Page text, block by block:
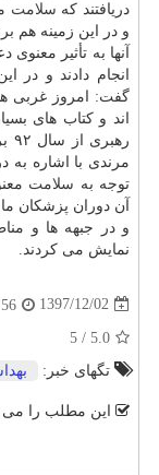
دریافتند كه سلامت
و در این زمینه هم
آنها به تأثیر معنوی
انجام دادند و در
گفت: امروز غربی
اند و كتاب های
رهبری از سال ۹۲ بر ارتقای
توجه به سلامت
آن دوران پزشكان
و در جبهه ها و
نمایش می كردند.
1397/12/02
5.0
/
5
تگهای خبر:
این مطلب را می